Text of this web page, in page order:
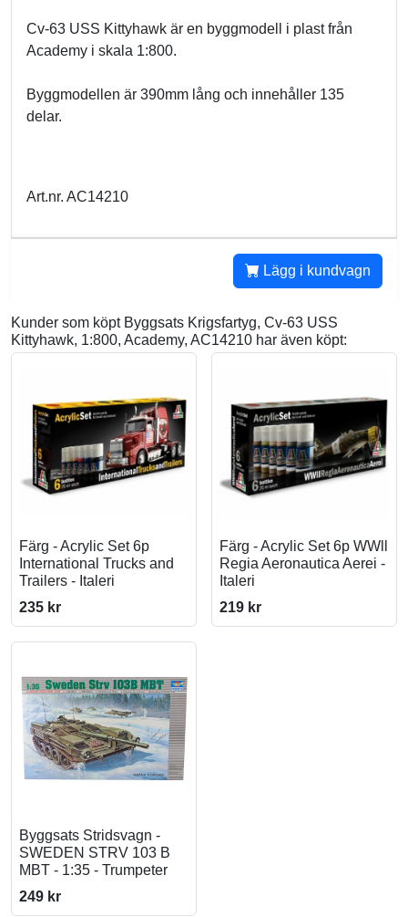
Cv-63 USS Kittyhawk är en byggmodell i plast från
Academy i skala 1:800.
Byggmodellen är 390mm lång och innehåller 135
delar.
Art.nr. AC14210
Lägg i kundvagn
Kunder som köpt Byggsats Krigsfartyg, Cv-63 USS
Kittyhawk, 1:800, Academy, AC14210 har även köpt:
Färg - Acrylic Set 6p
International Trucks and
Trailers - Italeri
235 kr
Färg - Acrylic Set 6p WWll
Regia Aeronautica Aerei -
Italeri
219 kr
Byggsats Stridsvagn -
SWEDEN STRV 103 B
MBT - 1:35 - Trumpeter
249 kr